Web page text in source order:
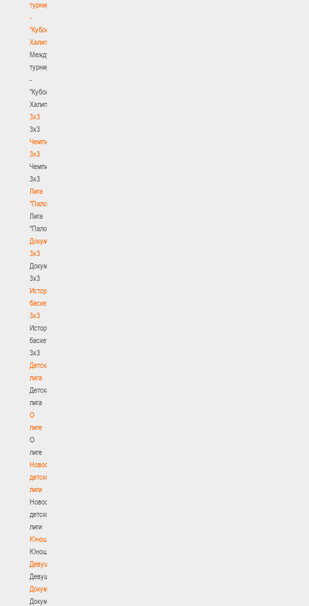
турнир
-
"Кубок
Халипского"
Международный
турнир
-
"Кубок
Халипского"
3x3
3x3
Чемпионат
3х3
Чемпионат
3х3
Лига
"Палова"
Лига
"Палова"
Документы
3х3
Документы
3х3
История
баскетбола
3х3
История
баскетбола
3х3
Детская
лига
Детская
лига
О
лиге
О
лиге
Новости
детской
лиги
Новости
детской
лиги
Юноши
Юноши
Девушки
Девушки
Документы
Документы